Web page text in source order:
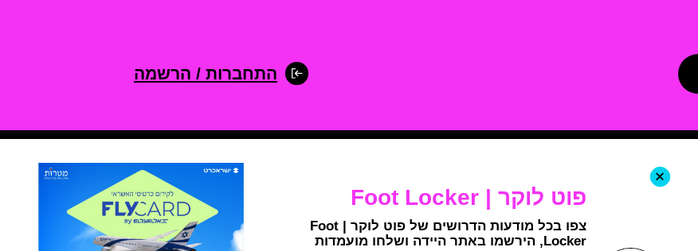
התחברות / הרשמה
+
פוט לוקר | Foot Locker
צפו בכל מודעות הדרושים של פוט לוקר | Foot
Locker, הירשמו באתר היידה ושלחו מועמדות